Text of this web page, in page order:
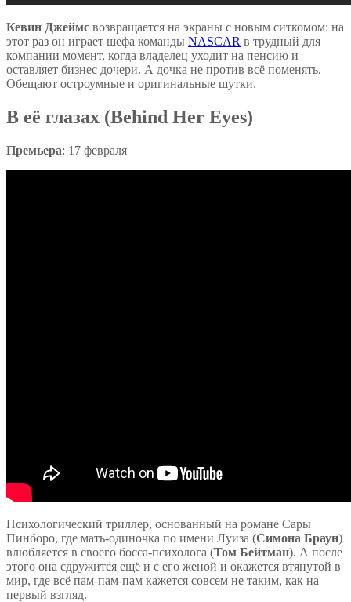
Кевин Джеймс возвращается на экраны с новым ситкомом: на
этот раз он играет шефа команды NASCAR в трудный для
компании момент, когда владелец уходит на пенсию и
оставляет бизнес дочери. А дочка не против всё поменять.
Обещают остроумные и оригинальные шутки.
В её глазах (Behind Her Eyes)
Премьера: 17 февраля
Психологический триллер, основанный на романе Сары
Пинборо, где мать-одиночка по имени Луиза (Симона Браун)
влюбляется в своего босса-психолога (Том Бейтман). А после
этого она сдружится ещё и с его женой и окажется втянутой в
мир, где всё пам-пам-пам кажется совсем не таким, как на
первый взгляд.